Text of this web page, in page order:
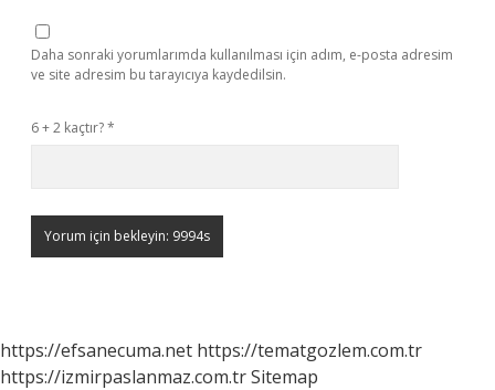
Daha sonraki yorumlarımda kullanılması için adım, e-posta adresim
ve site adresim bu tarayıcıya kaydedilsin.
6 + 2 kaçtır?*
https://efsanecuma.net https://tematgozlem.com.tr
https://izmirpaslanmaz.com.trSitemap